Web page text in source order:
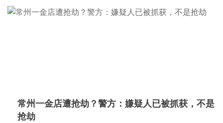
常州一金店遭抢劫？警方：嫌疑人已被抓获，不是
抢劫